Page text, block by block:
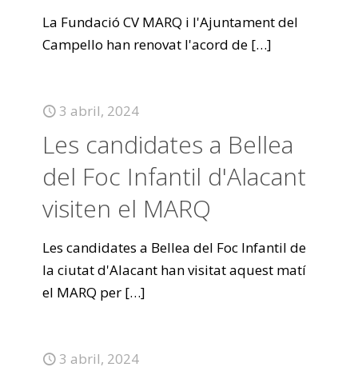
La Fundació CV MARQ i l'Ajuntament del
Campello han renovat l'acord de […]
3 abril, 2024
Les candidates a Bellea
del Foc Infantil d'Alacant
visiten el MARQ
Les candidates a Bellea del Foc Infantil de
la ciutat d'Alacant han visitat aquest matí
el MARQ per […]
3 abril, 2024